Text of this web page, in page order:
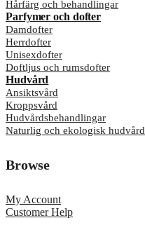
Hårfärg och behandlingar
Parfymer och dofter
Damdofter
Herrdofter
Unisexdofter
Doftljus och rumsdofter
Hudvård
Ansiktsvård
Kroppsvård
Hudvårdsbehandlingar
Naturlig och ekologisk hudvård
Browse
My Account
Customer Help